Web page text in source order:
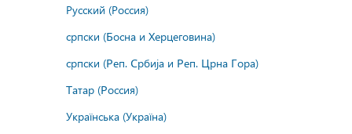
Русский (Россия)
српски (Босна и Херцеговина)
српски (Реп. Србија и Реп. Црна Гора)
Татар (Россия)
Українська (Україна)